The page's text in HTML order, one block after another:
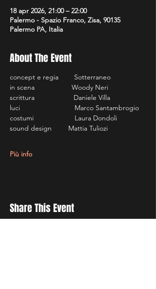
18 apr 2026, 21:00 – 22:00
Palermo - Spazio Franco, Zisa, 90135
Palermo PA, Italia
About The Event
concept e regia        Sotterraneo
in scena                   Woody Neri
scrittura                    Daniele Villa
luci                            Marco Santambrogio
costumi                     Laura Dondoli
sound design	Mattia Tuliozi
Più info
Share This Event